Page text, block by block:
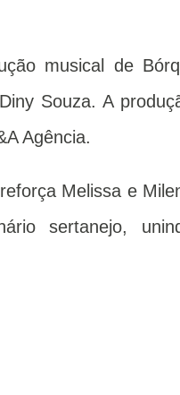
musical de
Souza. A
Agência.
Melissa e
sertanejo,